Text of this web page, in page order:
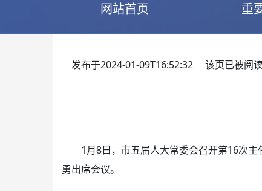
网站首页 重
发布于2024-01-09T16:52:32 该页已被阅
1月8日，市五届人大常委会召开第16次
勇出席会议。